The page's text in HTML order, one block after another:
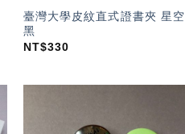
臺灣大學皮紋直式證書夾 星空
黑
NT$330